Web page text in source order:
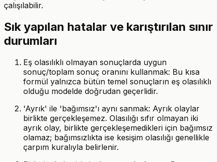
çalışılabilir.
Sık yapılan hatalar ve karıştırılan sınır
durumları
Eş olasılıklı olmayan sonuçlarda uygun
sonuç/toplam sonuç oranını kullanmak: Bu kısa
formül yalnızca bütün temel sonuçların eş olasılıklı
olduğu modelde doğrudan geçerlidir.
'Ayrık' ile 'bağımsız'ı aynı sanmak: Ayrık olaylar
birlikte gerçekleşemez. Olasılığı sıfır olmayan iki
ayrık olay, birlikte gerçekleşemedikleri için bağımsız
olamaz; bağımsızlıkta ise kesişim olasılığı genellikle
çarpım kuralıyla belirlenir.